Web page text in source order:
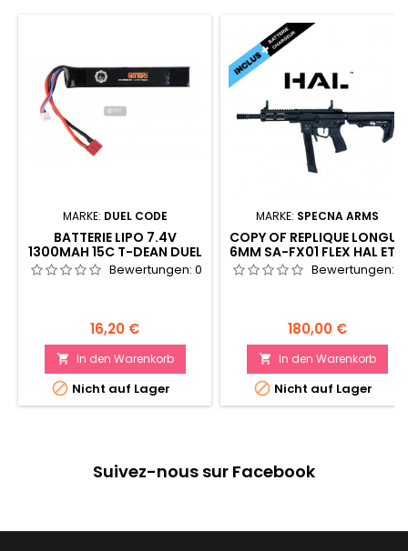
MARKE: DUEL CODE
BATTERIE LIPO 7.4V
1300MAH 15C T-DEAN DUEL
CODE
Bewertungen: 0
Preis
16,20 €
 In den Warenkorb
 Nicht auf Lager
MARKE: SPECNA ARMS
COPY OF REPLIQUE LONGUE
6MM SA-FX01 FLEX HAL ETU
NOIRE
Bewertungen:
Preis
180,00 €
 In den Warenkorb
 Nicht auf Lager
Suivez-nous sur Facebook